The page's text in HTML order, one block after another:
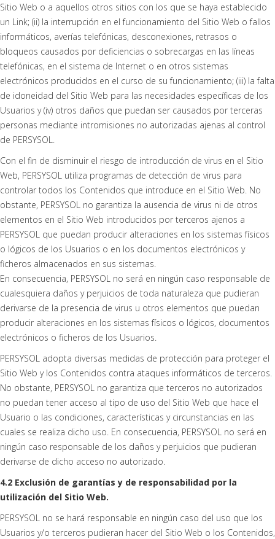
Sitio Web o a aquellos otros sitios con los que se haya establecido
un Link; (ii) la interrupción en el funcionamiento del Sitio Web o fallos
informáticos, averías telefónicas, desconexiones, retrasos o
bloqueos causados por deficiencias o sobrecargas en las líneas
telefónicas, en el sistema de Internet o en otros sistemas
electrónicos producidos en el curso de su funcionamiento; (iii) la falta
de idoneidad del Sitio Web para las necesidades específicas de los
Usuarios y (iv) otros daños que puedan ser causados por terceras
personas mediante intromisiones no autorizadas ajenas al control
de PERSYSOL.
Con el fin de disminuir el riesgo de introducción de virus en el Sitio
Web, PERSYSOL utiliza programas de detección de virus para
controlar todos los Contenidos que introduce en el Sitio Web. No
obstante, PERSYSOL no garantiza la ausencia de virus ni de otros
elementos en el Sitio Web introducidos por terceros ajenos a
PERSYSOL que puedan producir alteraciones en los sistemas físicos
o lógicos de los Usuarios o en los documentos electrónicos y
ficheros almacenados en sus sistemas.
En consecuencia, PERSYSOL no será en ningún caso responsable de
cualesquiera daños y perjuicios de toda naturaleza que pudieran
derivarse de la presencia de virus u otros elementos que puedan
producir alteraciones en los sistemas físicos o lógicos, documentos
electrónicos o ficheros de los Usuarios.
PERSYSOL adopta diversas medidas de protección para proteger el
Sitio Web y los Contenidos contra ataques informáticos de terceros.
No obstante, PERSYSOL no garantiza que terceros no autorizados
no puedan tener acceso al tipo de uso del Sitio Web que hace el
Usuario o las condiciones, características y circunstancias en las
cuales se realiza dicho uso. En consecuencia, PERSYSOL no será en
ningún caso responsable de los daños y perjuicios que pudieran
derivarse de dicho acceso no autorizado.
4.2 Exclusión de garantías y de responsabilidad por la
utilización del Sitio Web.
PERSYSOL no se hará responsable en ningún caso del uso que los
Usuarios y/o terceros pudieran hacer del Sitio Web o los Contenidos,